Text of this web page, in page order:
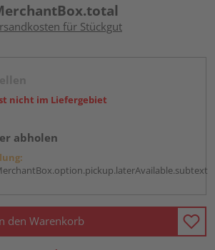
für Stückgut
nicht im Liefergebiet
abholen
den Warenkorb